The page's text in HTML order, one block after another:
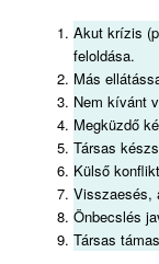
Akut krízis
feloldása.
Más
Nem kívánt
Megküzdő
Társas
Külső
Visszaesés,
Önbecslés
Társas